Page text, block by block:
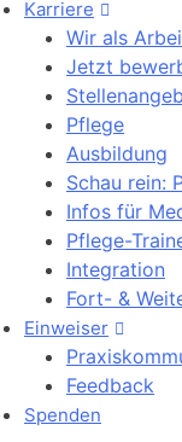
Karriere
Wir als
Jetzt
Pflege
Ausbildung
Schau rein:
Infos für
Pflege-
Integration
Fort- &
Einweiser
Feedback
Spenden